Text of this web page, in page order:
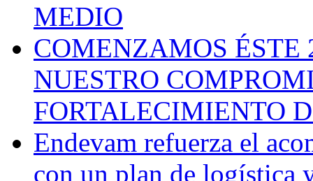
MEDIO
COMENZAMOS
NUESTRO
FORTALECIMIENTO
Endevam refuerza el
con un plan de logística